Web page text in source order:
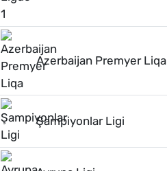
Azerbaijan Premyer Liqa
Şampiyonlar Ligi